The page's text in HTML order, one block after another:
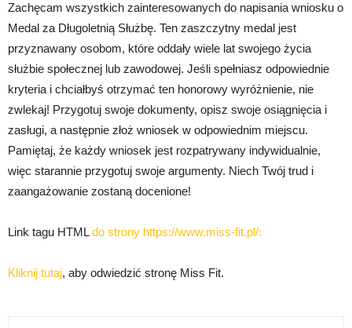
Zachęcam wszystkich zainteresowanych do napisania wniosku o
Medal za Długoletnią Służbę. Ten zaszczytny medal jest
przyznawany osobom, które oddały wiele lat swojego życia
służbie społecznej lub zawodowej. Jeśli spełniasz odpowiednie
kryteria i chciałbyś otrzymać ten honorowy wyróżnienie, nie
zwlekaj! Przygotuj swoje dokumenty, opisz swoje osiągnięcia i
zasługi, a następnie złoż wniosek w odpowiednim miejscu.
Pamiętaj, że każdy wniosek jest rozpatrywany indywidualnie,
więc starannie przygotuj swoje argumenty. Niech Twój trud i
zaangażowanie zostaną docenione!
Link tagu HTMLdo strony https://www.miss-fit.pl/:
Kliknij tutaj, aby odwiedzić stronę Miss Fit.